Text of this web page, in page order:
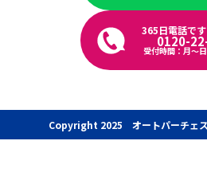
365日電話で
0120-
受付時間：月〜
Copyright 2025 オートパーチェ